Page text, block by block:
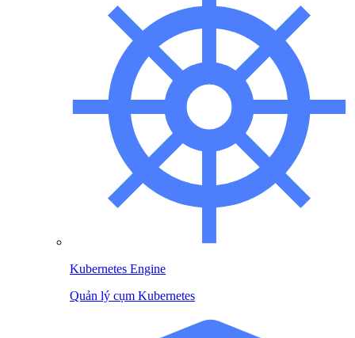
Kubernetes Engine
Quản lý cụm Kubernetes